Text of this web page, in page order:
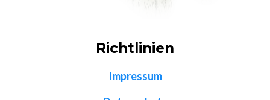
Richtlinien
Impressum